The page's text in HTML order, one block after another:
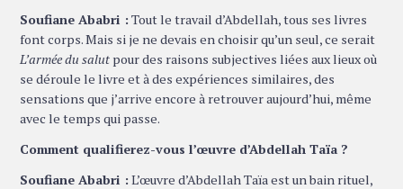
Soufiane Ababri : Tout le travail d’Abdellah, tous ses livres
font corps. Mais si je ne devais en choisir qu’un seul, ce serait
L’armée du salut pour des raisons subjectives liées aux lieux où
se déroule le livre et à des expériences similaires, des
sensations que j’arrive encore à retrouver aujourd’hui, même
avec le temps qui passe.
Comment qualifierez-vous l’œuvre d’Abdellah Taïa ?
Soufiane Ababri : L’œuvre d’Abdellah Taïa est un bain rituel,